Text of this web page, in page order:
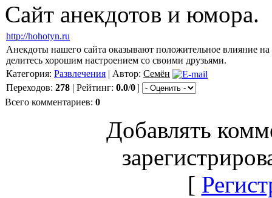
Сайт анекдотов и юмора.
http://hohotyn.ru
Анекдоты нашего сайта оказывают положительное влияние
делитесь хорошим настроением со своими друзьями.
Категория: Развлечения | Автор: Cемён
Переходов: 278 | Рейтинг: 0.0/0 |
Всего комментариев: 0
Добавлять
[